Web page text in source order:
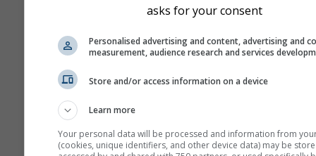
asks for your consent
Personalised advertising and content, advertising and
measurement, audience research and services
Store and/or access information on a device
Learn more
Your personal data will be processed and information from
(cookies, unique identifiers, and other device data) may be